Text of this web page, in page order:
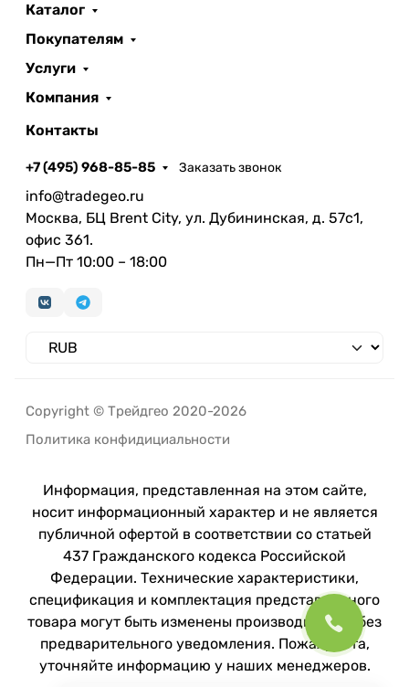
Каталог
Покупателям
Услуги
Компания
Контакты
+7 (495) 968-85-85 Заказать звонок
info@tradegeo.ru
Москва, БЦ Brent City, ул. Дубининская, д. 57с1,
офис 361.
Пн—Пт 10:00 – 18:00
Copyright © Трейдгео 2020-2026
Политика конфидициальности
Информация, представленная на этом сайте,
носит информационный характер и не является
публичной офертой в соответствии со статьей
437 Гражданского кодекса Российской
Федерации. Технические характеристики,
спецификация и комплектация представленного
товара могут быть изменены производителем без
предварительного уведомления. Пожалуйста,
уточняйте информацию у наших менеджеров.